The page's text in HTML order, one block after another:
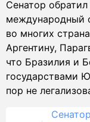
Сенатор
международный
во многих
Аргентину,
что Бразилия и
государствами
пор не